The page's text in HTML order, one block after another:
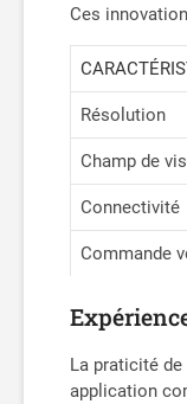
Ces
Résolution
Champ de
Connectivité
Commande
La praticité
application